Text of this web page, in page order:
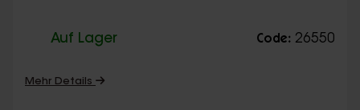
Auf Lager Code: 26550
Mehr Details